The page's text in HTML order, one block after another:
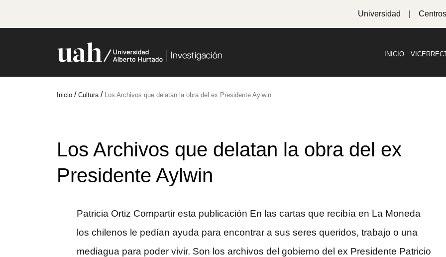
Universidad Centros
INICIO
Inicio / Cultura / Los Archivos que delatan la obra del ex Presidente Aylwin
Los Archivos que delatan la obra del ex
Presidente Aylwin
Patricia Ortiz Compartir esta publicación En las cartas que recibía en La Moneda
los chilenos le pedían ayuda para encontrar a sus seres queridos, trabajo o una
mediagua para poder vivir. Son los archivos del gobierno del ex Presidente Patricio